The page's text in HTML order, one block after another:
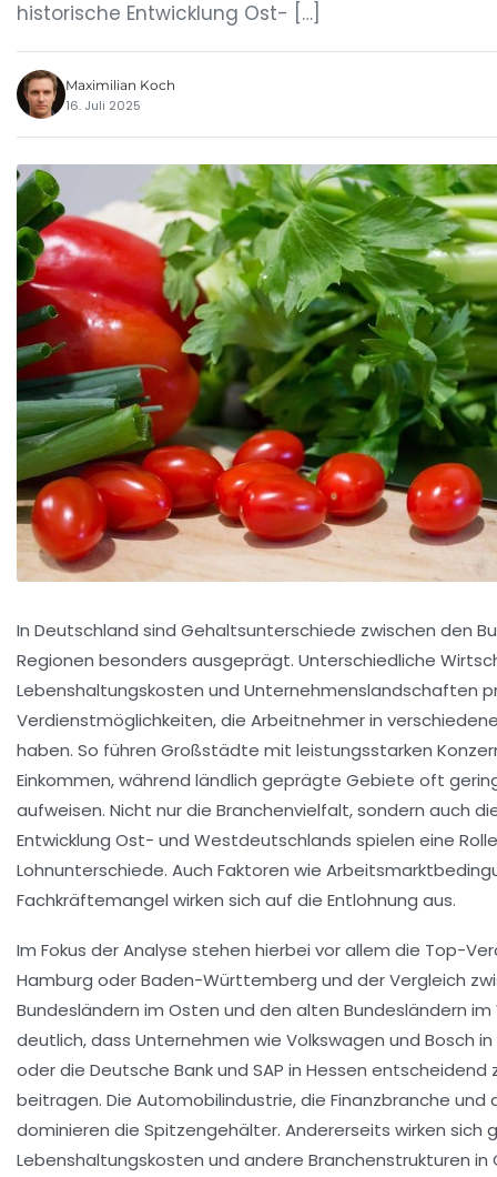
historische Entwicklung Ost- […]
Maximilian Koch
16. Juli 2025
In Deutschland sind Gehaltsunterschiede zwischen den
Regionen besonders ausgeprägt. Unterschiedliche
Lebenshaltungskosten und Unternehmenslandschaften
Verdienstmöglichkeiten, die Arbeitnehmer in
haben. So führen Großstädte mit leistungsstarken
Einkommen, während ländlich geprägte Gebiete oft
aufweisen. Nicht nur die Branchenvielfalt, sondern auch
Entwicklung Ost- und Westdeutschlands spielen eine
Lohnunterschiede. Auch Faktoren wie
Fachkräftemangel wirken sich auf die Entlohnung aus.
Im Fokus der Analyse stehen hierbei vor allem die Top-
Hamburg oder Baden-Württemberg und der Vergleich
Bundesländern im Osten und den alten Bundesländern
deutlich, dass Unternehmen wie Volkswagen und Bosch
oder die Deutsche Bank und SAP in Hessen entscheidend
beitragen. Die Automobilindustrie, die Finanzbranche und
dominieren die Spitzengehälter. Andererseits wirken sich
Lebenshaltungskosten und andere Branchenstrukturen